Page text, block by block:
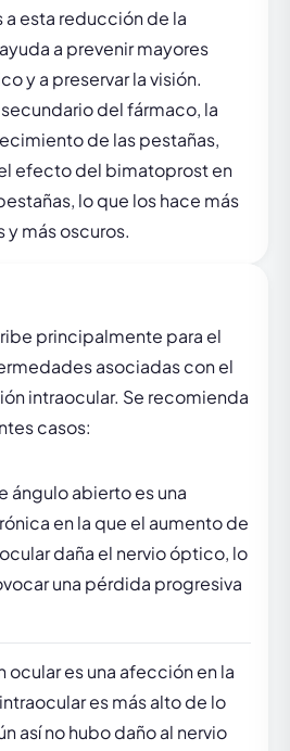
a esta reducción de la
a prevenir mayores
y a preservar la visión.
del fármaco, la
de las pestañas,
efecto del bimatoprost en
lo que los hace más
y más oscuros.
principalmente para el
asociadas con el
intraocular. Se recomienda
casos:
ángulo abierto es una
en la que el aumento de
daña el nervio óptico, lo
una pérdida progresiva
ocular es una afección en la
es más alto de lo
así no hubo daño al nervio